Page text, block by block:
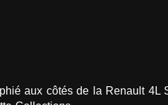
aux côtés de la Renault 4L